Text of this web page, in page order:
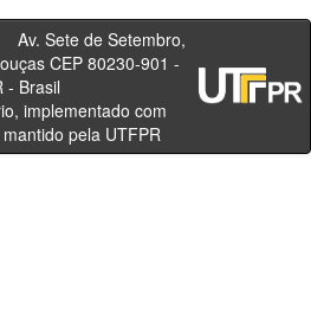
de Setembro,
CEP 80230-901 -
- PR - Brasil
implementado com
pela UTFPR